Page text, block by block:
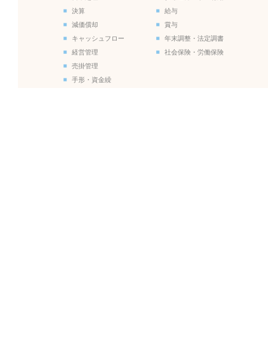
決算
減価償却
キャッシュフロー
経営管理
売掛管理
手形・資金繰
給与
賞与
年末調整・法定調書
社会保険・労働保険